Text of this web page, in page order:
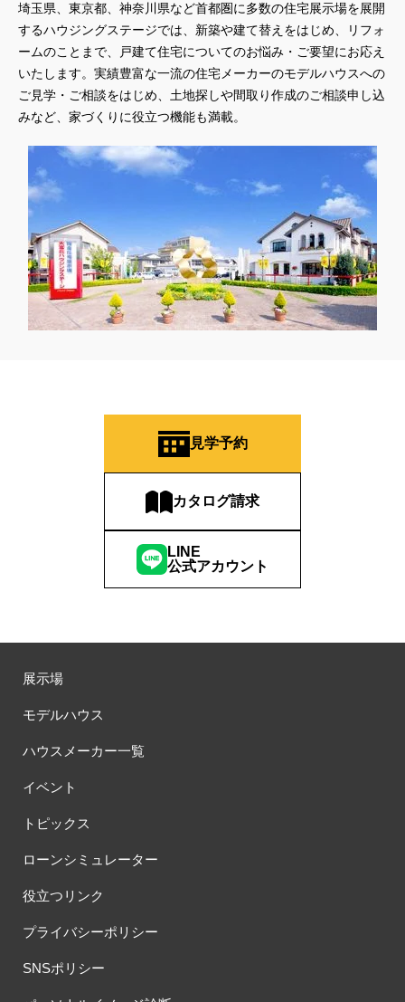
埼玉県、東京都、神奈川県など首都圏に多数の住宅展示場を展開
するハウジングステージでは、新築や建て替えをはじめ、リフォ
ームのことまで、戸建て住宅についてのお悩み・ご要望にお応え
いたします。実績豊富な一流の住宅メーカーのモデルハウスへの
ご見学・ご相談をはじめ、土地探しや間取り作成のご相談申し込
みなど、家づくりに役立つ機能も満載。
見学予約
カタログ請求
LINE
公式アカウント
展示場
モデルハウス
ハウスメーカー一覧
イベント
トピックス
ローンシミュレーター
役立つリンク
プライバシーポリシー
SNSポリシー